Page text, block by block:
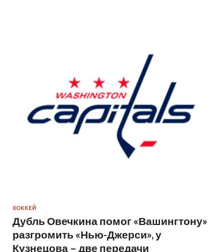
ХОККЕЙ
Дубль Овечкина помог «Вашингтону»
разгромить «Нью-Джерси», у
Кузнецова – две передачи